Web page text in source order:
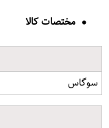
مختصات کالا
سوگاس